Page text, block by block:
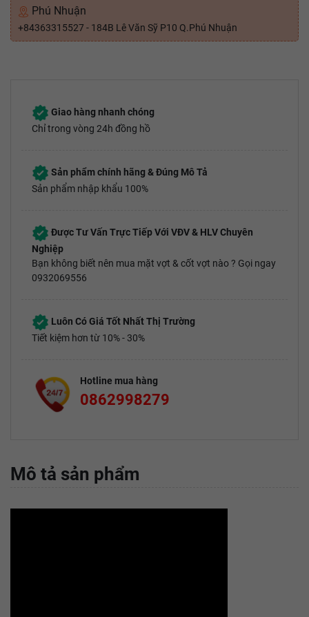
Phú Nhuận
+84363315527 - 184B Lê Văn Sỹ P10 Q.Phú Nhuận
Giao hàng nhanh chóng
Chỉ trong vòng 24h đồng hồ
Sản phẩm chính hãng & Đúng Mô Tả
Sản phẩm nhập khẩu 100%
Được Tư Vấn Trực Tiếp Với VĐV & HLV Chuyên
Nghiệp
Bạn không biết nên mua mặt vợt & cốt vợt nào ? Gọi ngay
0932069556
Luôn Có Giá Tốt Nhất Thị Trường
Tiết kiệm hơn từ 10% - 30%
Hotline mua hàng
0862998279
Mô tả sản phẩm